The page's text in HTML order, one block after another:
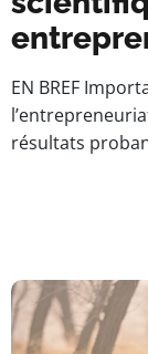
EN BREF
résultats